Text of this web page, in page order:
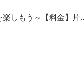
しもう～【料金】片..